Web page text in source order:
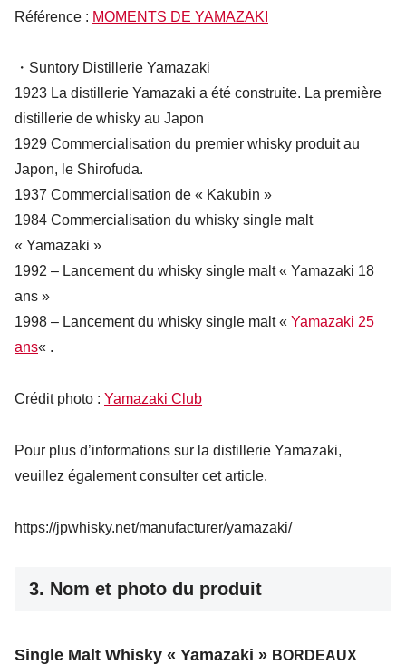
Référence : MOMENTS DE YAMAZAKI
・Suntory Distillerie Yamazaki
1923 La distillerie Yamazaki a été construite. La première
distillerie de whisky au Japon
1929 Commercialisation du premier whisky produit au
Japon, le Shirofuda.
1937 Commercialisation de « Kakubin »
1984 Commercialisation du whisky single malt
« Yamazaki »
1992 – Lancement du whisky single malt « Yamazaki 18
ans »
1998 – Lancement du whisky single malt « Yamazaki 25
ans« .
Crédit photo : Yamazaki Club
Pour plus d’informations sur la distillerie Yamazaki,
veuillez également consulter cet article.
https://jpwhisky.net/manufacturer/yamazaki/
3. Nom et photo du produit
Single Malt Whisky « Yamazaki » BORDEAUX